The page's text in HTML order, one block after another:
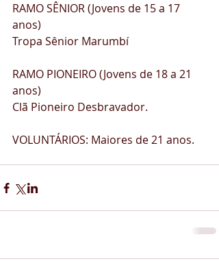
RAMO SÊNIOR (Jovens de 15 a 17
anos)
Tropa Sênior Marumbí
RAMO PIONEIRO (Jovens de 18 a 21
anos)
Clã Pioneiro Desbravador.
VOLUNTÁRIOS: Maiores de 21 anos.